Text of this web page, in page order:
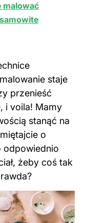
malować
staje
przenieść
i voila! Mamy
stanąć na
o
odpowiednio
żeby coś tak